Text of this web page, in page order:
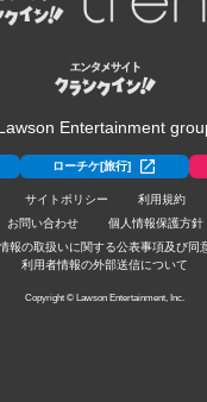
Entertainment
ローチケ[旅行]
サイトポリシー 利用規約
お問い合わせ
個人情報保護方針
報の取扱いに関する公表事項及び同
利用者情報の外部送信について
Copyright © Lawson Entertainment, Inc.